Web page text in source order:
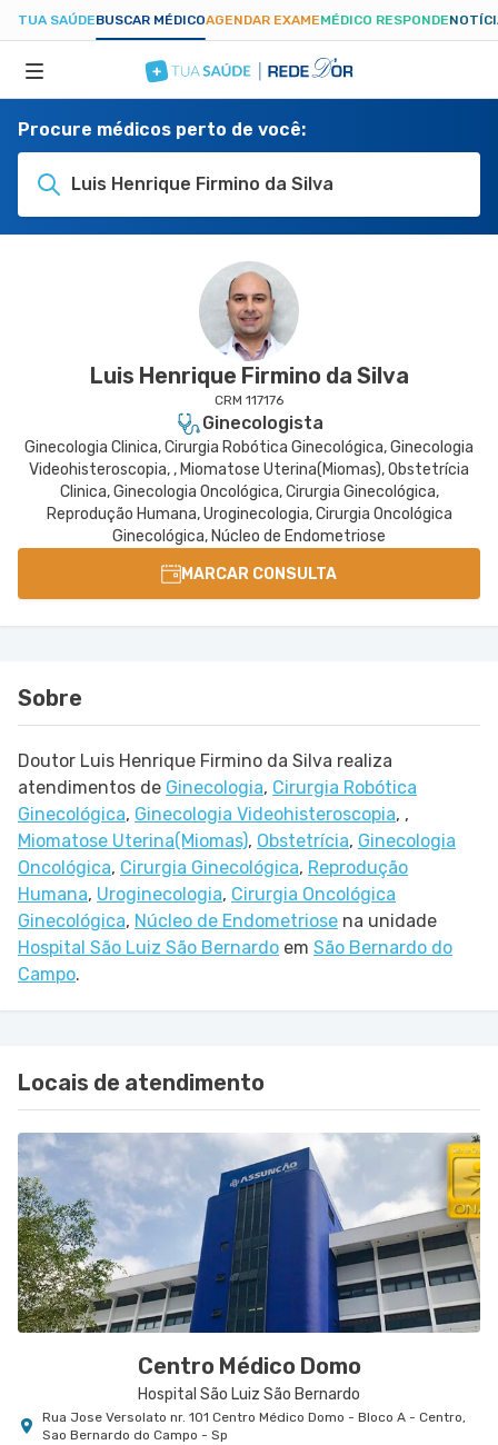
TUA SAÚDEBUSCAR MÉDICOAGENDAR EXAMEMÉDICO RESPONDE
ESPECIALIDADES
Procure médicos perto de você:
Luis Henrique Firmino da Silva
Luis Henrique Firmino da Silva
CRM 117176
Ginecologista
Ginecologia Clinica, Cirurgia Robótica Ginecológica, Ginecologia
Videohisteroscopia, , Miomatose Uterina(Miomas), Obstetrícia
Clinica, Ginecologia Oncológica, Cirurgia Ginecológica,
Reprodução Humana, Uroginecologia, Cirurgia Oncológica
Ginecológica, Núcleo de Endometriose
MARCAR CONSULTA
Sobre
Doutor Luis Henrique Firmino da Silva realiza
atendimentos de Ginecologia, Cirurgia Robótica
Ginecológica, Ginecologia Videohisteroscopia, ,
Miomatose Uterina(Miomas), Obstetrícia, Ginecologia
Oncológica, Cirurgia Ginecológica, Reprodução
Humana, Uroginecologia, Cirurgia Oncológica
Ginecológica, Núcleo de Endometriose na unidade
Hospital São Luiz São Bernardo em São Bernardo do
Campo.
Locais de atendimento
Centro Médico Domo
Hospital São Luiz São Bernardo
Rua Jose Versolato nr. 101 Centro Médico Domo - Bloco A - Centro,
Sao Bernardo do Campo - Sp